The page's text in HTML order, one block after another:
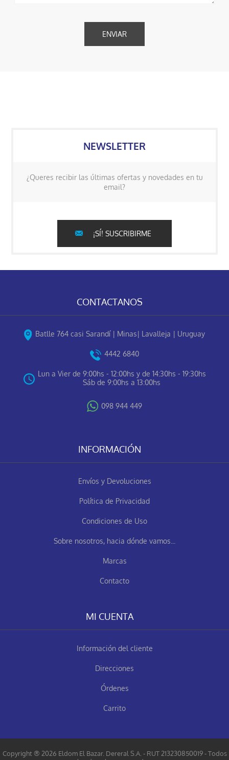
NEWSLETTER
¿Queres recibir las últimas ofertas y novedades en tu
email?
¡SÍ! SUSCRIBIRME
CONTACTANOS
Batlle 764 casi Sarandí | Minas| Lavalleja | Uruguay
4442 6840
Lun a Vier de 9:00hs - 12:00hs y de 14:30hs - 19:30hs
Sáb de 9:00hs a 13:00hs
098 944 449
INFORMACIÓN
Envíos y Devoluciones
Política de Privacidad
Condiciones de Uso
Sobre nosotros, hacia dónde vamos...
Marcas
Contacto
MI CUENTA
Información del cliente
Direcciones
Órdenes
Carrito
Copyright ® 2026 Eldom El Bazar. Dereral S.A. - RUT 213230850019 - Todos